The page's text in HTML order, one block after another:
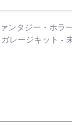
ンタジー・ホラ
ガレージキット